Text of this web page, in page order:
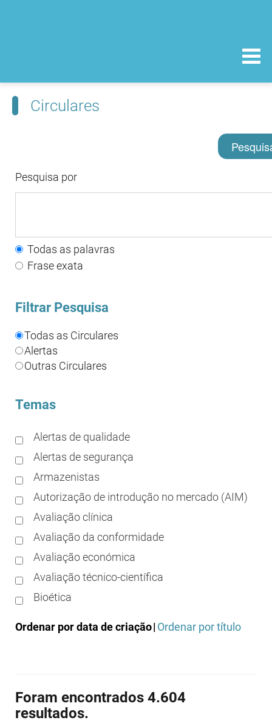
Circulares
Pesquisa por
Todas as palavras
Frase exata
Filtrar Pesquisa
Todas as Circulares
Alertas
Outras Circulares
Temas
Alertas de qualidade
Alertas de segurança
Armazenistas
Autorização de introdução no mercado (AIM)
Avaliação clínica
Avaliação da conformidade
Avaliação económica
Avaliação técnico-científica
Bioética
Boas práticas de distribuição
Boas práticas de investigação
Boas práticas de laboratório
Ordenar por data de criação| Ordenar por título
Foram encontrados 4.604
resultados.